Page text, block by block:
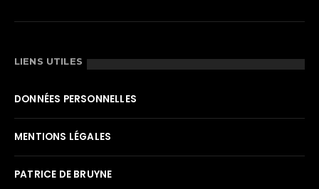
LIENS UTILES
DONNÉES PERSONNELLES
MENTIONS LÉGALES
PATRICE DE BRUYNE